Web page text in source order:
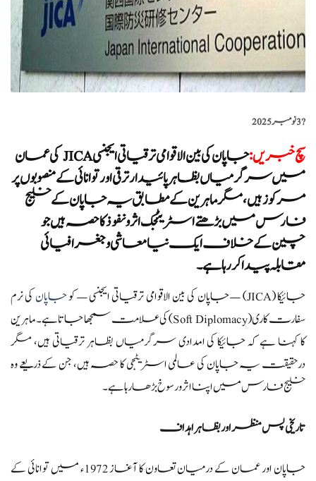
?️3 نومبر 2025
سچ خبریں:
جاپان کی بین الاقوامی ترقیاتی ایجنسی JICA کی عمان
میں سرگرمیاں بظاہر پائیدار ترقی اور توانائی کے منصوبوں پر
مرکوز ہیں، مگر ماہرین کے مطابق یہ جاپان کے خلیج
فارس میں بڑھتے اسٹریٹجک اثر و نفوذ کا حصہ ہیں جو
چین کے خلاف ایک نیا معاشی و جغرافیائی
مقابلہ پیدا کر رہا ہے۔
جائیکا (JICA) — جاپان کی بین الاقوامی ترقیاتی ایجنسی — کو جاپان کی نرم
سفارت کاری (Soft Diplomacy) کی علامت سمجھا جاتا ہے۔ ماہرین
کا کہنا ہے کہ جائیکا کی امدادی سرگرمیاں بظاہر ترقیاتی ہیں، مگر
درحقیقت یہ جاپان کی عالمی اسٹریٹجی کا حصہ ہیں، جن کے ذریعے وہ
خلیج فارس میں اپنا اثر و رسوخ بڑھا رہا ہے۔
تاریخی پس منظر اور بظاہر اہداف
جاپان اور عمان کے درمیان تعاون کا آغاز 1972ء میں توانائی کے